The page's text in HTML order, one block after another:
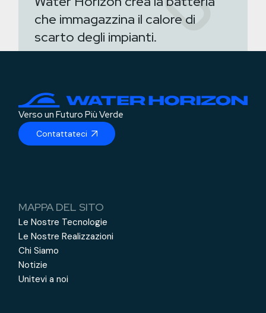
che immagazzina il calore di
scarto degli impianti.
Verso un Futuro Più Verde
Contattateci
MAPPA DEL SITO
Le Nostre Tecnologie
Le Nostre Realizzazioni
Chi Siamo
Notizie
Unitevi a noi